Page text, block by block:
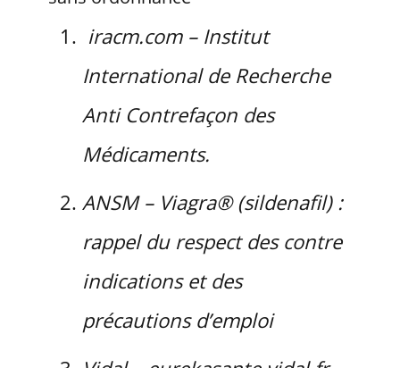
iracm.com – Institut
International de Recherche
Anti Contrefaçon des
Médicaments.
ANSM – Viagra® (sildenafil) :
rappel du respect des contre
indications et des
précautions d’emploi